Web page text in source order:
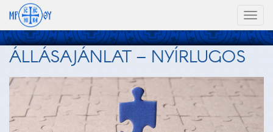
ÁLLÁSAJÁNLAT – NYÍRLUGOS